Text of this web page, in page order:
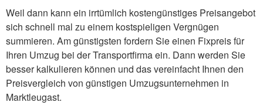
Weil dann kann ein irrtümlich kostengünstiges Preisangebot
sich schnell mal zu einem kostspieligen Vergnügen
summieren. Am günstigsten fordern Sie einen Fixpreis für
Ihren Umzug bei der Transportfirma ein. Dann werden Sie
besser kalkulieren können und das vereinfacht Ihnen den
Preisvergleich von günstigen Umzugsunternehmen in
Marktleugast.